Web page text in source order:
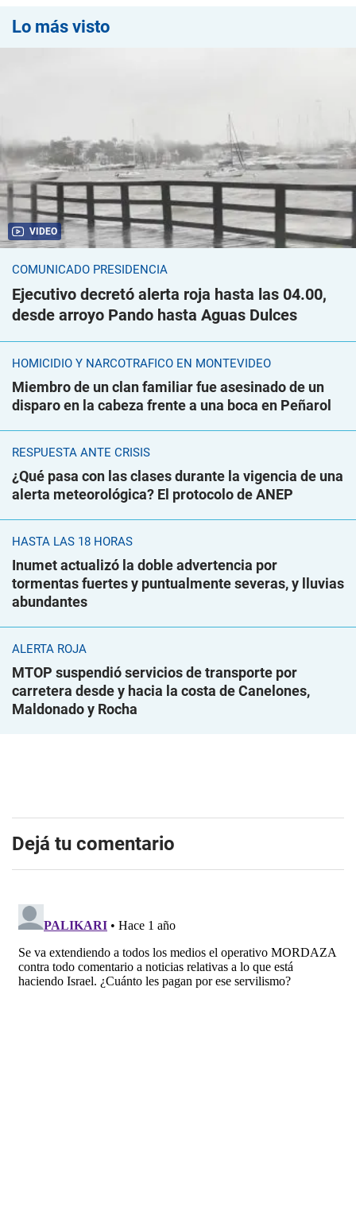
Lo más visto
VIDEO
COMUNICADO PRESIDENCIA
Ejecutivo decretó alerta roja hasta las 04.00,
desde arroyo Pando hasta Aguas Dulces
HOMICIDIO Y NARCOTRÁFICO EN MONTEVIDEO
Miembro de un clan familiar fue asesinado de un
disparo en la cabeza frente a una boca en Peñarol
RESPUESTA ANTE CRISIS
¿Qué pasa con las clases durante la vigencia de una
alerta meteorológica? El protocolo de ANEP
HASTA LAS 18 HORAS
Inumet actualizó la doble advertencia por
tormentas fuertes y puntualmente severas, y lluvias
abundantes
ALERTA ROJA
MTOP suspendió servicios de transporte por
carretera desde y hacia la costa de Canelones,
Maldonado y Rocha
Dejá tu comentario